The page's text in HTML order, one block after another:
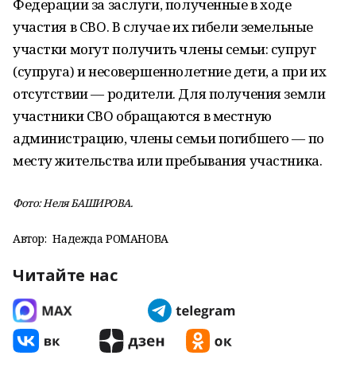
Федерации за заслуги, полученные в ходе
участия в СВО. В случае их гибели земельные
участки могут получить члены семьи: супруг
(супруга) и несовершеннолетние дети, а при их
отсутствии — родители. Для получения земли
участники СВО обращаются в местную
администрацию, члены семьи погибшего — по
месту жительства или пребывания участника.
Фото: Неля БАШИРОВА.
Автор: Надежда РОМАНОВА
Читайте нас